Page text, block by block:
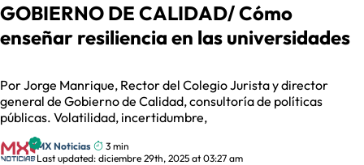
GOBIERNO DE CALIDAD/ Cómo
enseñar resiliencia en las universidades
Por Jorge Manrique, Rector del Colegio Jurista y director
general de Gobierno de Calidad, consultoría de políticas
públicas. Volatilidad, incertidumbre,
MX Noticias
3 min
Last updated: diciembre 29th, 2025 at 03:27 am